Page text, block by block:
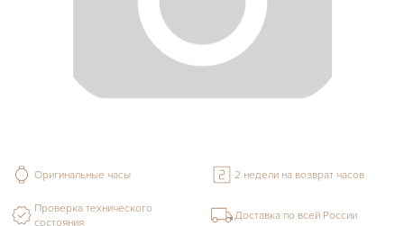
Оригинальные часы 2 недели на возврат часов
Проверка технического
состояния
Доставка по всей России